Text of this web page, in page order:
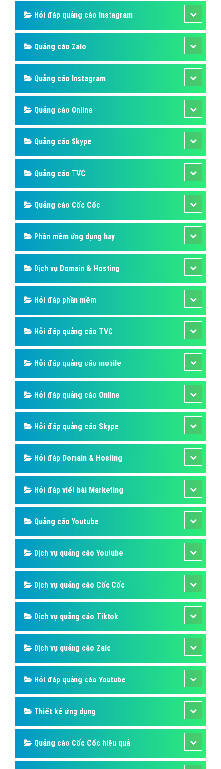
Ngoài những tài khoản Zalo cá nhân thì cũng có khá
nhiều người sở hữu cho mình một hay nhiều trang Zalo
Page – nhằm mục đích kinh doanh, buôn bán sản
Đăng
nhập(1712) - No Audio
Quảng cáo Mobile
Hỏi đáp quảng cáo Instagram
Quảng cáo Zalo
Quảng cáo Instagram
Quảng cáo Online
Quảng cáo Skype
Quảng cáo TVC
Quảng cáo Cốc Cốc
Phần mềm ứng dụng hay
Dịch vụ Domain & Hosting
Hỏi đáp phần mềm
Hỏi đáp quảng cáo TVC
Hỏi đáp quảng cáo mobile
Hỏi đáp quảng cáo Online
Hỏi đáp quảng cáo Skype
Hỏi đáp Domain & Hosting
Hỏi đáp viết bài Marketing
Quảng cáo Youtube
Dịch vụ quảng cáo Youtube
Dịch vụ quảng cáo Cốc Cốc